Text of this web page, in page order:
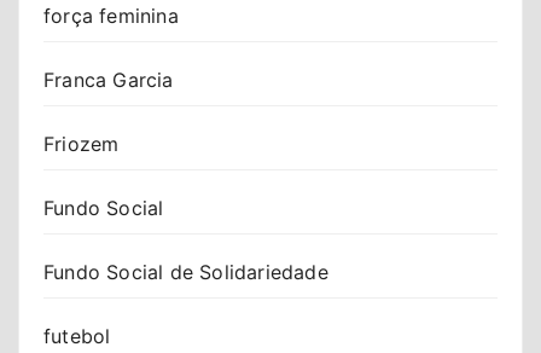
força feminina
Franca Garcia
Friozem
Fundo Social
Fundo Social de Solidariedade
futebol